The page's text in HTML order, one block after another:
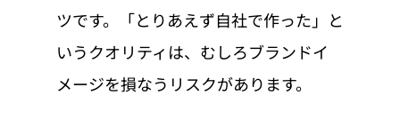
ツです。「とりあえず自社で作った」と
いうクオリティは、むしろブランドイ
メージを損なうリスクがあります。